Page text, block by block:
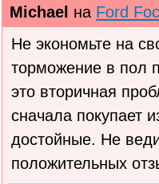
Michael на Ford
Не экономьте на
торможение в пол
это вторичная
сначала покупает
достойные. Не
положительных